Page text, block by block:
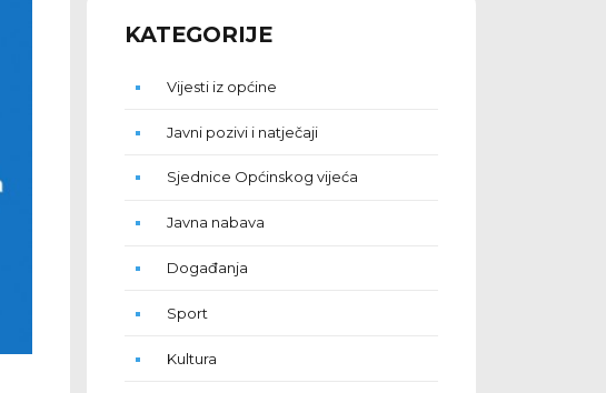
KATEGORIJE
Vijesti iz općine
Javni pozivi i natječaji
Sjednice Općinskog vijeća
Javna nabava
Događanja
Sport
Kultura